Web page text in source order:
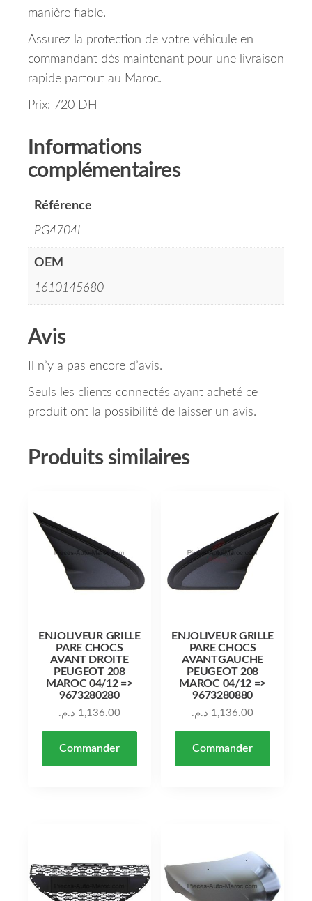
manière fiable.
Assurez la protection de votre véhicule en
commandant dès maintenant pour une livraison
rapide partout au Maroc.
Prix: 720 DH
Informations
complémentaires
Référence
PG4704L
OEM
1610145680
Avis
Il n’y a pas encore d’avis.
Seuls les clients connectés ayant acheté ce
produit ont la possibilité de laisser un avis.
Produits similaires
ENJOLIVEUR GRILLE
PARE CHOCS
AVANT DROITE
PEUGEOT 208
MAROC 04/12 =>
9673280280
1,136.00 د.م.
Commander
ENJOLIVEUR GRILLE
PARE CHOCS
AVANTGAUCHE
PEUGEOT 208
MAROC 04/12 =>
9673280880
1,136.00 د.م.
Commander